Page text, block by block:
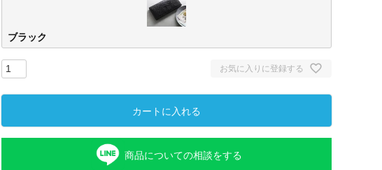
ブラック
ブラック
お気に入りに登録する
カートに入れる
商品についての相談をする